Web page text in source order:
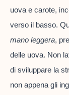
uova e carote,
verso il basso.
mano leggera,
delle uova. Non
di sviluppare la
non appena gli